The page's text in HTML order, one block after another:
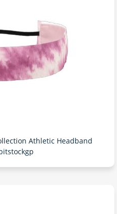
Athletic Headband